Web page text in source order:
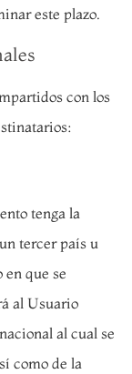
este plazo.
con los
tenga la
tercer país u
que se
al Usuario
al cual se
como de la